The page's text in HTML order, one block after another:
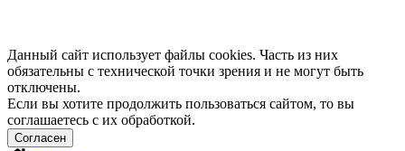
Данный сайт использует файлы cookies. Часть из них
обязательны с технической точки зрения и не могут быть
отключены.
Если вы хотите продолжить пользоваться сайтом, то вы
соглашаетесь с их обработкой.